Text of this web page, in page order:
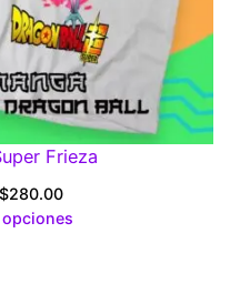
Frieza
$280.00Price
range: